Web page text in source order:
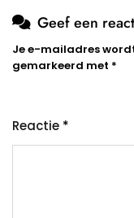
Geef een
Je e-mailadres
gemarkeerd met *
Reactie *